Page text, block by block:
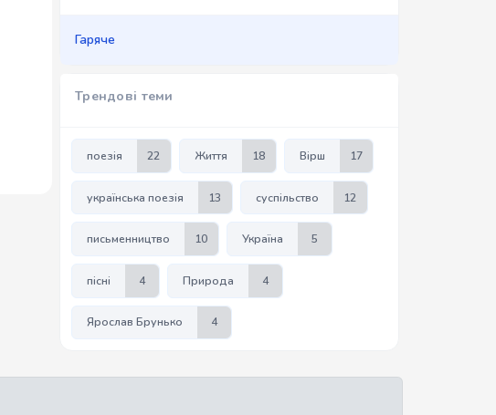
Гаряче
Трендові теми
поезія 22 Життя 18 Вірш 17
українська поезія 13 суспільство 12
письменництво 10 Україна 5
пісні 4 Природа 4
Ярослав Брунько 4